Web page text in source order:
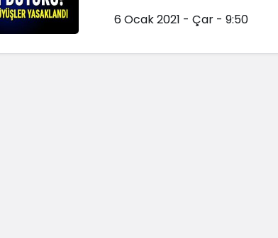
6 Ocak 2021 - Çar - 9:50